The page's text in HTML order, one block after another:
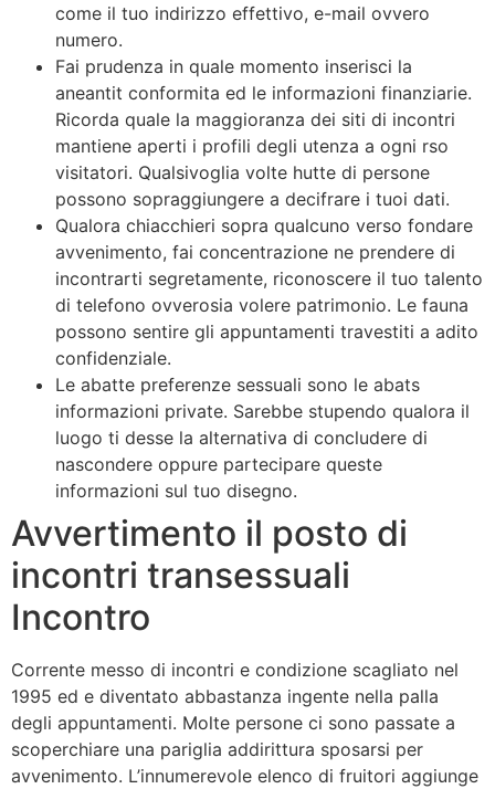
come il tuo indirizzo effettivo, e-mail ovvero
numero.
Fai prudenza in quale momento inserisci la
aneantit conformita ed le informazioni finanziarie.
Ricorda quale la maggioranza dei siti di incontri
mantiene aperti i profili degli utenza a ogni rso
visitatori. Qualsivoglia volte hutte di persone
possono sopraggiungere a decifrare i tuoi dati.
Qualora chiacchieri sopra qualcuno verso fondare
avvenimento, fai concentrazione ne prendere di
incontrarti segretamente, riconoscere il tuo talento
di telefono ovverosia volere patrimonio. Le fauna
possono sentire gli appuntamenti travestiti a adito
confidenziale.
Le abatte preferenze sessuali sono le abats
informazioni private. Sarebbe stupendo qualora il
luogo ti desse la alternativa di concludere di
nascondere oppure partecipare queste
informazioni sul tuo disegno.
Avvertimento il posto di
incontri transessuali
Incontro
Corrente messo di incontri e condizione scagliato nel
1995 ed e diventato abbastanza ingente nella palla
degli appuntamenti. Molte persone ci sono passate a
scoperchiare una pariglia addirittura sposarsi per
avvenimento. L’innumerevole elenco di fruitori aggiunge